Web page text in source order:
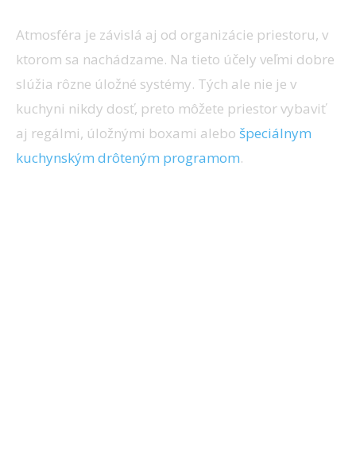
Atmosféra je závislá aj od organizácie priestoru, v
ktorom sa nachádzame. Na tieto účely veľmi dobre
slúžia rôzne úložné systémy. Tých ale nie je v
kuchyni nikdy dosť, preto môžete priestor vybaviť
aj regálmi, úložnými boxami alebo špeciálnym
kuchynským drôteným programom.